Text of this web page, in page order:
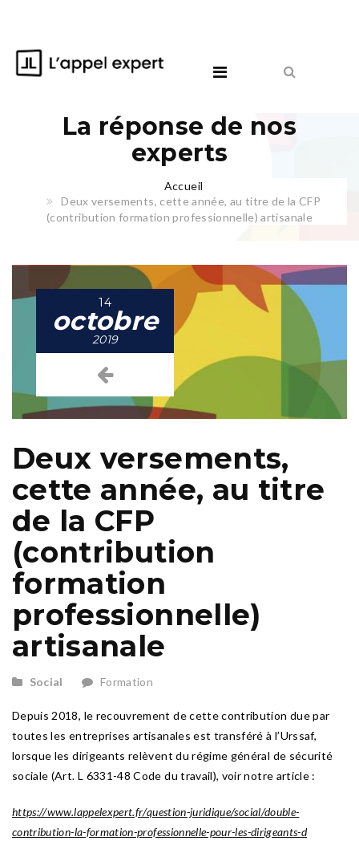
La réponse de nos
experts
Accueil
Deux versements, cette année, au titre de la CFP
(contribution formation professionnelle) artisanale
14
octobre
2019
Deux versements,
cette année, au titre
de la CFP
(contribution
formation
professionnelle)
artisanale
Social Formation
Depuis 2018, le recouvrement de cette contribution due par
toutes les entreprises artisanales est transféré à l’Urssaf,
lorsque les dirigeants relèvent du régime général de sécurité
sociale (Art. L 6331-48 Code du travail), voir notre article :
https://www.lappelexpert.fr/question-juridique/social/double-
contribution-la-formation-professionnelle-pour-les-dirigeants-d